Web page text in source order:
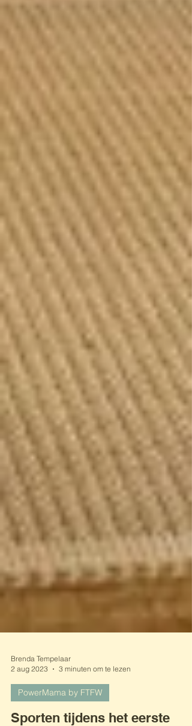
Brenda Tempelaar
2 aug 2023
3 minuten om te lezen
PowerMama by FTFW